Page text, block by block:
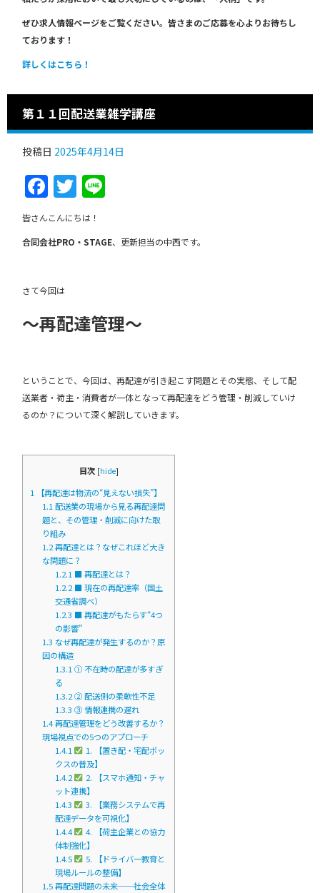
ぜひ求人情報ページをご覧ください。皆さまのご応募を心よりお待ちし
ております！
詳しくはこちら！
第１１回配送業雑学講座
投稿日 2025年4月14日
Facebook
Twitter
皆さんこんにちは！
合同会社PRO・STAGE、更新担当の中西です。
さて今回は
～再配達管理～
ということで、今回は、再配達が引き起こす問題とその実態、そして配
送業者・荷主・消費者が一体となって再配達をどう管理・削減していけ
るのか？について深く解説していきます。
目次 [hide]
1
【再配達は物流の“見えない損失”】
1.1 配送業の現場から見る再配達問
題と、その管理・削減に向けた取
り組み
1.2再配達とは？なぜこれほど大き
な問題に？
1.2.1 ■ 再配達とは？
1.2.2■ 現在の再配達率（国土
交通省調べ）
1.2.3 ■ 再配達がもたらす“4つ
の影響”
1.3 なぜ再配達が発生するのか？原
因の構造
1.3.1 ① 不在時の配達が多すぎ
る
1.3.2② 配送側の柔軟性不足
1.3.3 ③ 情報連携の遅れ
1.4再配達管理をどう改善するか？
現場視点での5つのアプローチ
1.4.1
1. 【置き配・宅配ボッ
クスの普及】
1.4.2
2. 【スマホ通知・チャ
ット連携】
1.4.3
3. 【業務システムで再
配達データを可視化】
1.4.4
4. 【荷主企業との協力
体制強化】
1.4.5
5. 【ドライバー教育と
現場ルールの整備】
1.5再配達問題の未来──社会全体